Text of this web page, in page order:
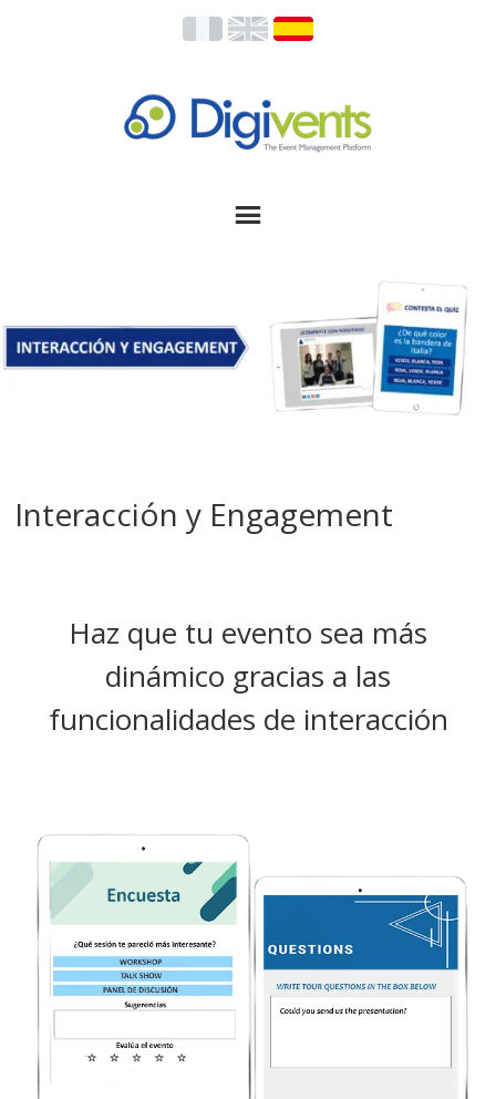
Interacción y Engagement
Haz que tu evento sea más
dinámico gracias a las
funcionalidades de interacción